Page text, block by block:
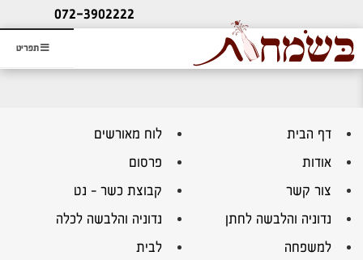
תפריט
ליעוץ חינם
והזמנת כרטיס שמחות
072-3902222
דף הבית
לוח מאורשים
אודות
פרסום
צור קשר
קבוצת כשר – נט
נדוניה והלבשה לחתן
נדוניה והלבשה לכלה
למשפחה
לבית